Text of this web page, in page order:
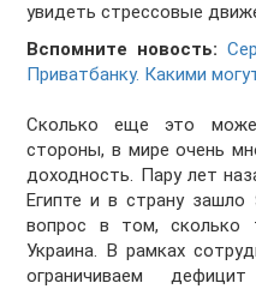
увидеть стрессовые
Вспомните новость:
Приватбанку. Какими
Сколько еще это
стороны, в мире очень
доходность. Пару лет
Египте и в страну
вопрос в том, сколько
Украина. В рамках
ограничиваем